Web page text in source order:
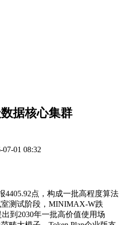
据核心集群
07-01 08:32
点，构成一批高程度算法
测试阶段，MINIMAX-W跌
到2030年一批高价值使用场